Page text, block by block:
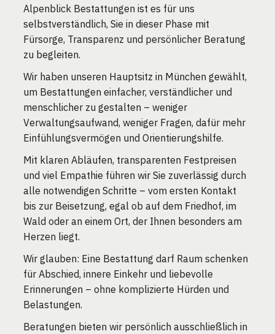
Alpenblick Bestattungen ist es für uns
selbstverständlich, Sie in dieser Phase mit
Fürsorge, Transparenz und persönlicher Beratung
zu begleiten.
Wir haben unseren Hauptsitz in München gewählt,
um Bestattungen einfacher, verständlicher und
menschlicher zu gestalten – weniger
Verwaltungsaufwand, weniger Fragen, dafür mehr
Einfühlungsvermögen und Orientierungshilfe.
Mit klaren Abläufen, transparenten Festpreisen
und viel Empathie führen wir Sie zuverlässig durch
alle notwendigen Schritte – vom ersten Kontakt
bis zur Beisetzung, egal ob auf dem Friedhof, im
Wald oder an einem Ort, der Ihnen besonders am
Herzen liegt.
Wir glauben: Eine Bestattung darf Raum schenken
für Abschied, innere Einkehr und liebevolle
Erinnerungen – ohne komplizierte Hürden und
Belastungen.
Beratungen bieten wir persönlich ausschließlich in